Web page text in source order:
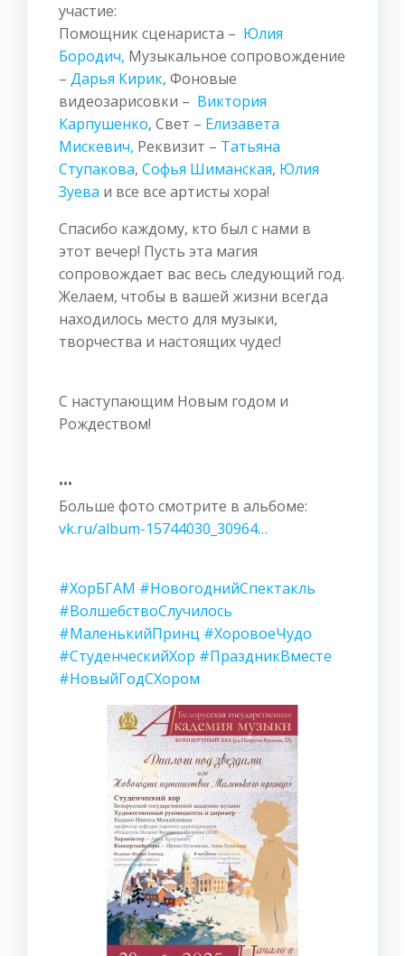
участие:
Помощник сценариста – Юлия
Бородич, Музыкальное сопровождение
– Дарья Кирик, Фоновые
видеозарисовки – Виктория
Карпушенко, Свет – Елизавета
Мискевич, Реквизит – Татьяна
Ступакова, Софья Шиманская, Юлия
Зуева и все все артисты хора!
Спасибо каждому, кто был с нами в
этот вечер! Пусть эта магия
сопровождает вас весь следующий год.
Желаем, чтобы в вашей жизни всегда
находилось место для музыки,
творчества и настоящих чудес!
С наступающим Новым годом и
Рождеством!
•••
Больше фото смотрите в альбоме:
vk.ru/album-15744030_30964…
#ХорБГАМ #НовогоднийСпектакль
#ВолшебствоСлучилось
#МаленькийПринц #ХоровоеЧудо
#СтуденческийХор #ПраздникВместе
#НовыйГодСХором